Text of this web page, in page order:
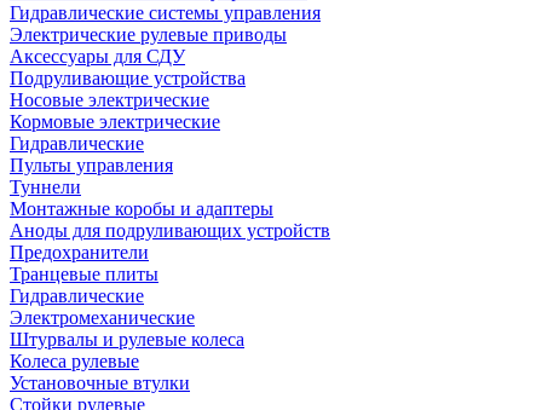
Гидравлические системы управления
Электрические рулевые приводы
Аксессуары для СДУ
Подруливающие устройства
Носовые электрические
Кормовые электрические
Гидравлические
Пульты управления
Туннели
Монтажные коробы и адаптеры
Аноды для подруливающих устройств
Предохранители
Транцевые плиты
Гидравлические
Электромеханические
Штурвалы и рулевые колеса
Колеса рулевые
Установочные втулки
Стойки рулевые